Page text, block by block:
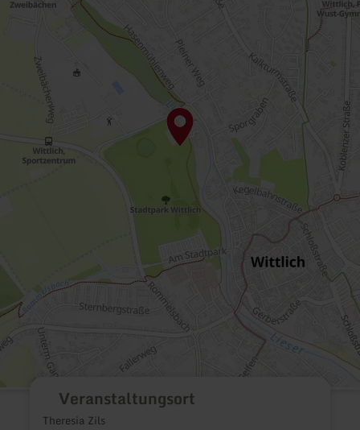
Veranstaltungsort
Theresia Zils